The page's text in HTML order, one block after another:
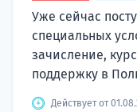
Уже сейчас
специальных
зачисление,
поддержку в
Действует от